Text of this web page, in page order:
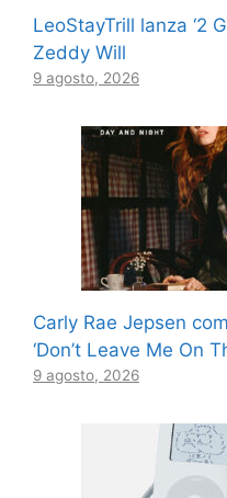
LeoStayTrill lanza ‘2
Zeddy Will
9 agosto, 2026
Carly Rae Jepsen
‘Don’t Leave Me On
9 agosto, 2026